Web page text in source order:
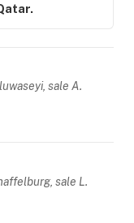
sale A.
sale L.